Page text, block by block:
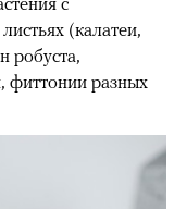
(калатеи,
робуста,
фиттонии разных